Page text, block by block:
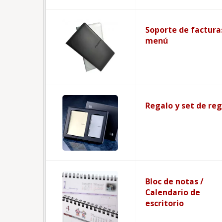
Soporte de
menú
Regalo y set de
Bloc de notas /
Calendario de
escritorio